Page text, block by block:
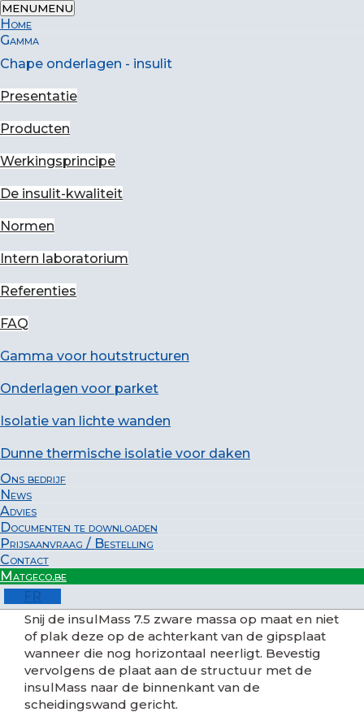
MENUMENU
Home
Gamma
Chape onderlagen - insulit
Presentatie
Producten
Werkingsprincipe
De insulit-kwaliteit
Normen
Intern laboratorium
Referenties
FAQ
Gamma voor houtstructuren
Onderlagen voor parket
Isolatie van lichte wanden
Dunne thermische isolatie voor daken
Ons bedrijf
News
Advies
Documenten te downloaden
Prijsaanvraag / Bestelling
Contact
Matgeco.be
FR
Home-Isolatie producten
lichte wanden
Isoleren van een
voorzetwand
Toepassingen voor lichte wanden
een voorzetwand
insulMass laat toe om een gemeenschappelijke
of een oude woning, om de zijdelingse
overdracht van luchtgeluiden te vermijden.
1. muur
2. metalen profielzonder contact met de muur
3. vezelachtige isolatie + Metal Stud (50 mm)
4.insulMass 7.5(5 mm)
5. gipsplaat (12,5 mm)
Snij de insulMass 7.5 zware massa op maat en niet
of plak deze op de achterkant van de gipsplaat
wanneer die nog horizontaal neerligt. Bevestig
vervolgens de plaat aan de structuur met de
insulMass naar de binnenkant van de
scheidingswand gericht.